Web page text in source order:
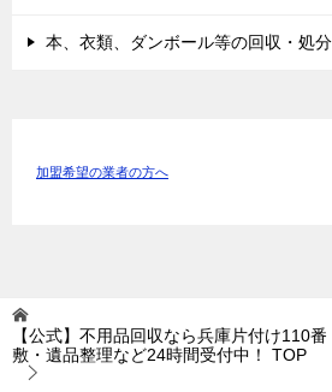
本、衣類、ダンボール等の回収・処
加盟希望の業者の方へ
【公式】不用品回収なら兵庫片付け110
敷・遺品整理など24時間受付中！
TOP